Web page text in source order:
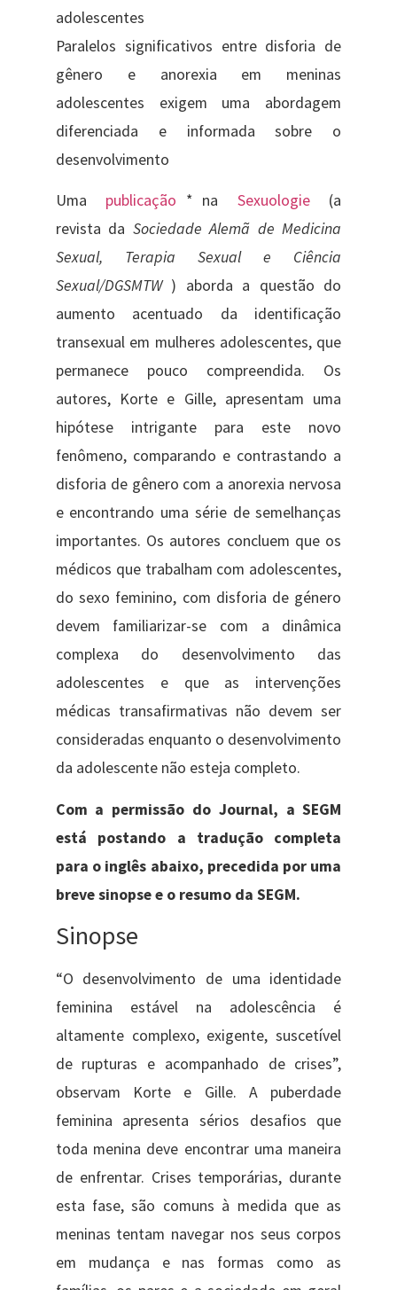
adolescentes
Paralelos significativos entre disforia de
gênero e anorexia em meninas
adolescentes exigem uma abordagem
diferenciada e informada sobre o
desenvolvimento
Uma publicação * na Sexuologie(a
revista da Sociedade Alemã de Medicina
Sexual, Terapia Sexual e Ciência
Sexual/DGSMTW) aborda a questão do
aumento acentuado da identificação
transexual em mulheres adolescentes, que
permanece pouco compreendida. Os
autores, Korte e Gille, apresentam uma
hipótese intrigante para este novo
fenômeno, comparando e contrastando a
disforia de gênero com a anorexia nervosa
e encontrando uma série de semelhanças
importantes. Os autores concluem que os
médicos que trabalham com adolescentes,
do sexo feminino, com disforia de género
devem familiarizar-se com a dinâmica
complexa do desenvolvimento das
adolescentes e que as intervenções
médicas transafirmativas não devem ser
consideradas enquanto o desenvolvimento
da adolescente não esteja completo.
Com a permissão do Journal, a SEGM
está postando a tradução completa
para o inglês abaixo, precedida por uma
breve sinopse e o resumo da SEGM.
Sinopse
“O desenvolvimento de uma identidade
feminina estável na adolescência é
altamente complexo, exigente, suscetível
de rupturas e acompanhado de crises”,
observam Korte e Gille. A puberdade
feminina apresenta sérios desafios que
toda menina deve encontrar uma maneira
de enfrentar. Crises temporárias, durante
esta fase, são comuns à medida que as
meninas tentam navegar nos seus corpos
em mudança e nas formas como as